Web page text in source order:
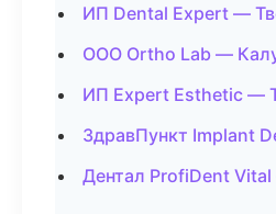
ИП Dental Expert —
ООО Ortho Lab —
ИП Expert Esthetic —
ЗдравПункт Implant
Дентал ProfiDent